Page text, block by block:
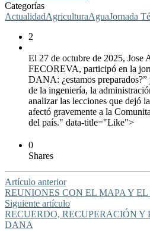
Categorías
ActualidadAgriculturaAguaJornada
2
El 27 de octubre de 2025, Jose
FECOREVA, participó en la
DANA: ¿estamos
de la ingeniería, la
analizar las lecciones que dejó
afectó gravemente a la
del país." data-title="Like">
0
Shares
Artículo anterior
REUNIONES CON EL MAPA Y
Siguiente artículo
RECUERDO, RECUPERACIÓN
DANA